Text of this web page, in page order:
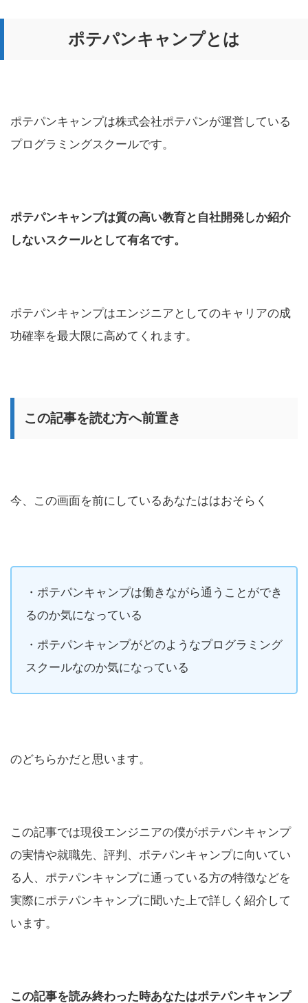
ポテパンキャンプとは
ポテパンキャンプは株式会社ポテパンが運営している
プログラミングスクールです。
ポテパンキャンプは質の高い教育と自社開発しか紹介
しないスクールとして有名です。
ポテパンキャンプはエンジニアとしてのキャリアの成
功確率を最大限に高めてくれます。
この記事を読む方へ前置き
今、この画面を前にしているあなたははおそらく
・ポテパンキャンプは働きながら通うことができ
るのか気になっている
・ポテパンキャンプがどのようなプログラミング
スクールなのか気になっている
のどちらかだと思います。
この記事では現役エンジニアの僕がポテパンキャンプ
の実情や就職先、評判、ポテパンキャンプに向いてい
る人、ポテパンキャンプに通っている方の特徴などを
実際にポテパンキャンプに聞いた上で詳しく紹介して
います。
この記事を読み終わった時あなたはポテパンキャンプ